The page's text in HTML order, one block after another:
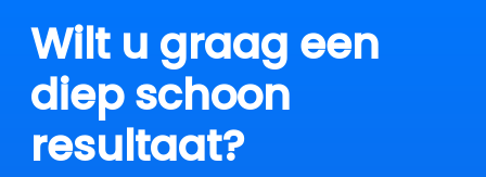
Wilt u graag een
diep schoon
resultaat?